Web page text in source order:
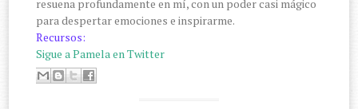
resuena profundamente en mí, con un poder casi mágico
para despertar emociones e inspirarme.
Recursos:
Sigue a Pamela en Twitter